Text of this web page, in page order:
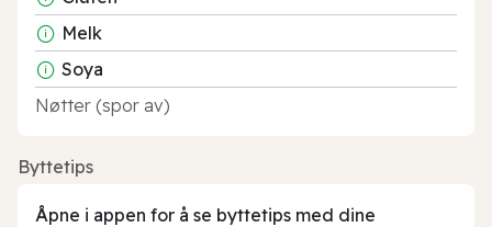
Melk
Soya
Nøtter (spor av)
Byttetips
Åpne i appen for å se byttetips med dine